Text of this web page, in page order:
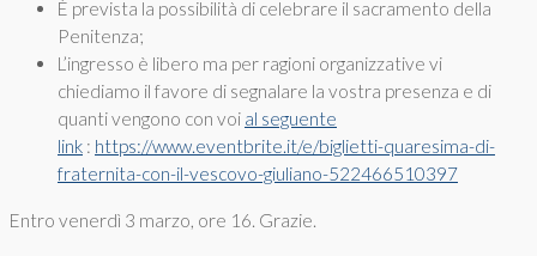
È prevista la possibilità di celebrare il sacramento della
Penitenza;
L’ingresso è libero ma per ragioni organizzative vi
chiediamo il favore di segnalare la vostra presenza e di
quanti vengono con voi al seguente
link : https://www.eventbrite.it/e/biglietti-quaresima-di-
fraternita-con-il-vescovo-giuliano-522466510397
Entro venerdì 3 marzo, ore 16. Grazie.